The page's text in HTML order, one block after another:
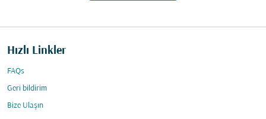
Hızlı Linkler
FAQs
Geri bildirim
Bize Ulaşın